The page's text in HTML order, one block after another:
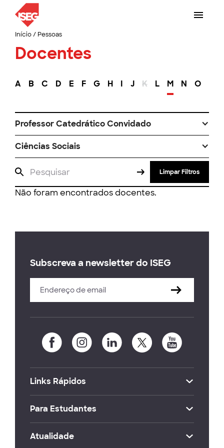
Início/ Pessoas
Docentes
A B C D E F G H I J K L M N O
Professor Catedrático Convidado
Ciências Sociais
Limpar Filtros
Não foram encontrados docentes.
Subscreva a newsletter do ISEG
Links Rápidos
Para Estudantes
Atualidade